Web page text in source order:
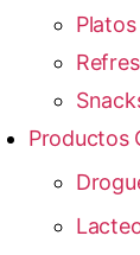
Productos